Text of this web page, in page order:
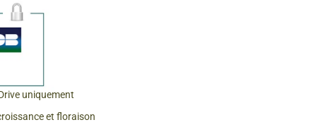
& Graines Spéciales Fraîcheur
fleurs de A à Z
du Potager
uniquement
et floraison